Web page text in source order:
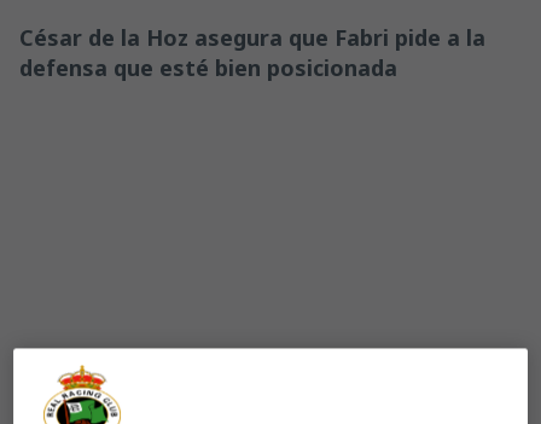
César de la Hoz asegura que Fabri pide a la
defensa que esté bien posicionada